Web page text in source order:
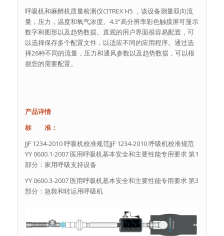
呼吸机和麻醉机质量检测仪CITREX H5 ，该设备测量双向流
量，压力，温度和氧气浓度。4.3“高分辨率彩色触摸屏可显示
数字和图形以及趋势数据。直观的用户界面很容易配置，可
以选择保存多个配置文件，以适应不同的应用程序。通过选
择26种不同的流量，压力和通风参数以及趋势数据，可以根
据您的需要配置。
产品详情
标 准：
JJF 1234-2010 呼吸机校准规范JJF 1234-2010 呼吸机校准规范
YY 0600.1-2007 医用呼吸机基本安全和主要性能专用要求 第1
部分：家用呼吸支持设备
YY 0600.3-2007 医用呼吸机基本安全和主要性能专用要求 第3
部分：急救和转运用呼吸机